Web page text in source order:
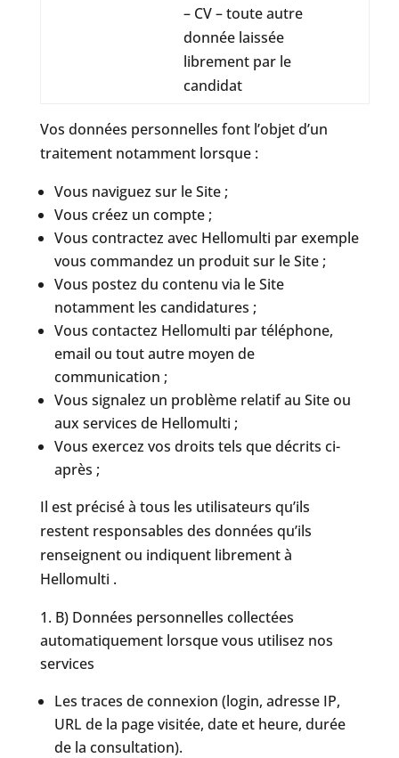
– CV – toute autre
donnée laissée
librement par le
candidat
Vos données personnelles font l’objet d’un
traitement notamment lorsque :
Vous naviguez sur le Site ;
Vous créez un compte ;
Vous contractez avec Hellomulti par exemple
vous commandez un produit sur le Site ;
Vous postez du contenu via le Site
notamment les candidatures ;
Vous contactez Hellomulti par téléphone,
email ou tout autre moyen de
communication ;
Vous signalez un problème relatif au Site ou
aux services de Hellomulti ;
Vous exercez vos droits tels que décrits ci-
après ;
Il est précisé à tous les utilisateurs qu’ils
restent responsables des données qu’ils
renseignent ou indiquent librement à
Hellomulti .
B) Données personnelles collectées
automatiquement lorsque vous utilisez nos
services
Les traces de connexion (login, adresse IP,
URL de la page visitée, date et heure, durée
de la consultation).